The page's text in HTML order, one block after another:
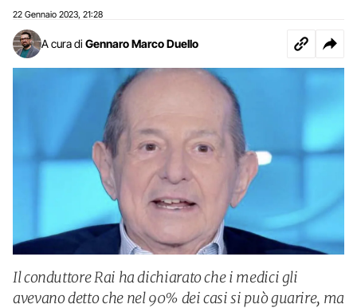
22 Gennaio 2023 21:28
A cura di Gennaro Marco Duello
Il conduttore Rai ha dichiarato che i medici gli
avevano detto che nel 90% dei casi si può guarire, ma